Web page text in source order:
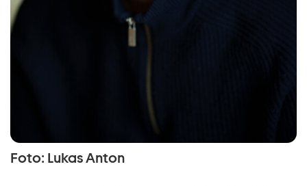
Foto: Lukas Anton